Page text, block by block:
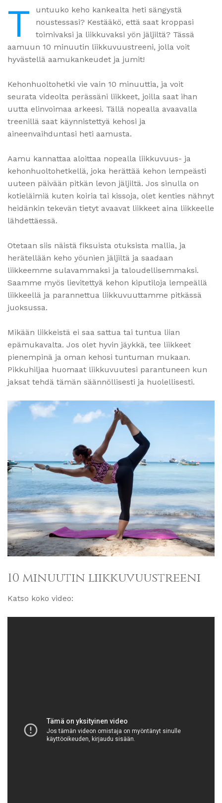
T
untuuko keho kankealta heti sängystä
noustessasi? Kestääkö, että saat kroppasi
toimivaksi ja liikkuvaksi yön jäljiltä? Tässä
aamuun 10 minuutin liikkuvuustreeni, jolla voit
hyvästellä aamukankeudet ja jumit!
Kehonhuoltohetki vie vain 10 minuuttia, ja voit
seurata videolta perässäni liikkeet, joilla saat ihan
uutta elinvoimaa arkeesi. Tällä nopealla avaavalla
treenillä saat käynnistettyä kehosi ja
aineenvaihduntasi heti aamusta.
Aamu kannattaa aloittaa nopealla liikkuvuus- ja
kehonhuoltohetkellä, joka herättää kehon lempeästi
uuteen päivään pitkän levon jäljiltä. Jos sinulla on
kotieläimiä kuten koiria tai kissoja, olet kenties nähnyt
heidänkin tekevän tietyt avaavat liikkeet aina liikkeelle
lähdettäessä.
Otetaan siis näistä fiksuista otuksista mallia, ja
herätellään keho yöunien jäljiltä ja saadaan
liikkeemme sulavammaksi ja taloudellisemmaksi.
Saamme myös lievitettyä kehon kiputiloja lempeällä
liikkeellä ja parannettua liikkuvuuttamme pitkässä
juoksussa.
Mikään liikkeistä ei saa sattua tai tuntua liian
epämukavalta. Jos olet hyvin jäykkä, tee liikkeet
pienempinä ja oman kehosi tuntuman mukaan.
Pikkuhiljaa huomaat liikkuvuutesi parantuneen kun
jaksat tehdä tämän säännöllisesti ja huolellisesti.
10 minuutin liikkuvuustreeni
Katso koko video: